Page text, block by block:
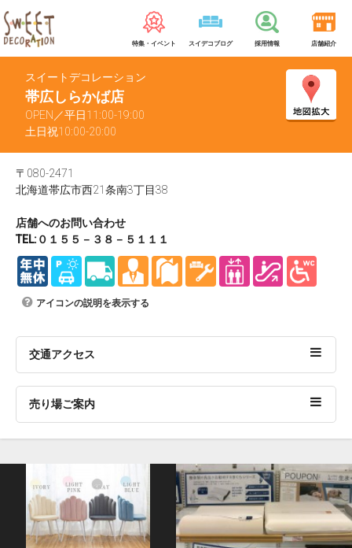
特集・イベント スイデコブログ 採用情報 店舗紹介
スイートデコレーション
帯広しらかば店
OPEN／平日11:00-19:00
土日祝10:00-20:00
〒080-2471
北海道帯広市西21条南3丁目38
店舗へのお問い合わせ
TEL:０１５５－３８－５１１１
アイコンの説明を表示する
交通アクセス
売り場ご案内